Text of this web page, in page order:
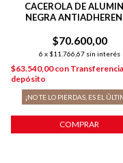
CACEROLA DE
NEGRA
NEGRO
$70.600,00
6 x $11.766,67 sin interés
$63.540,00con
depósito
¡NO TE LO PIERDAS, ES EL
COMPRAR